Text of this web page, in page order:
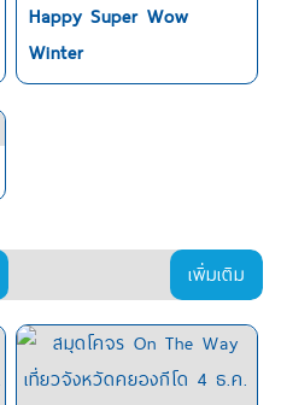
Happy Super Wow
Winter
เพิ่มเติม